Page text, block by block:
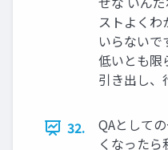
ストよくわ
いらない
低いとも限
引き出し、
32.
QAとして
くなったら